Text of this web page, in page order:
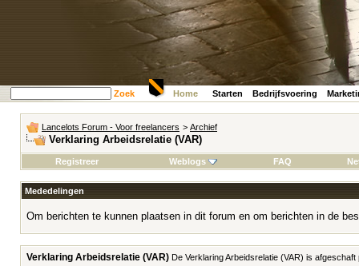
Zoek Home Starten Bedrijfsvoering
Lancelots Forum - Voor freelancers > Archief
Verklaring Arbeidsrelatie (VAR)
Registreer Weblogs FAQ
Mededelingen
Om berichten te kunnen plaatsen in dit forum en om berichten in de
Verklaring Arbeidsrelatie (VAR) De Verklaring Arbeidsrelatie (VAR) is